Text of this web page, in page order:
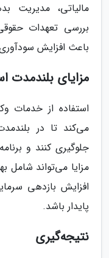
مالیاتی، مدیریت
بررسی تعهدات
باعث افزایش
مزایای بلندمدت
استفاده از خدمات
می‌کند تا در
جلوگیری کنند و
مزایا می‌تواند شامل
افزایش بازدهی
پایدار باشد.
نتیجه‌گیری